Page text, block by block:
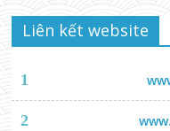
Liên kết website
1
2